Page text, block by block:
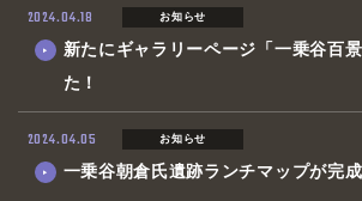
2024.04.18 お知らせ
新たにギャラリーページ「一乗谷百
た！
2024.04.05 お知らせ
一乗谷朝倉氏遺跡ランチマップが完成